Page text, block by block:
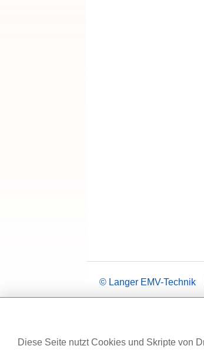
© Langer EMV-Technik
Diese Seite nutzt Cookies und Skripte von